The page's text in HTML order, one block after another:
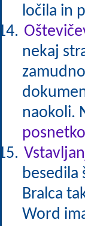
ločila in
nekaj
naokoli.
besedila
Bralca
Word